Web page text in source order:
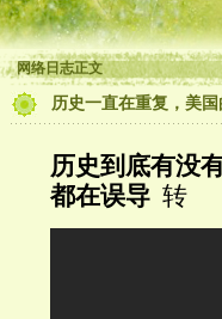
网络日志正文
历史一直在重复，美
历史到底有没
都在误导 转